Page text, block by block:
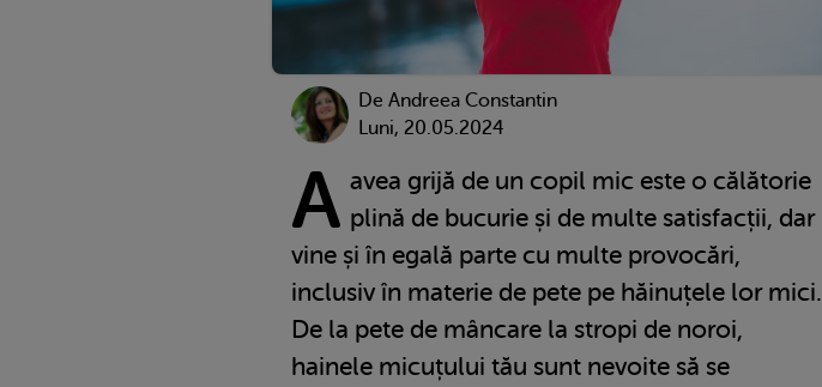
De Andreea Constantin
Luni, 20.05.2024
A avea grijă de un copil mic este o călătorie
plină de bucurie și de multe satisfacții, dar
vine și în egală parte cu multe provocări,
inclusiv în materie de pete pe hăinuțele lor mici.
De la pete de mâncare la stropi de noroi,
hainele micuțului tău sunt nevoite să se